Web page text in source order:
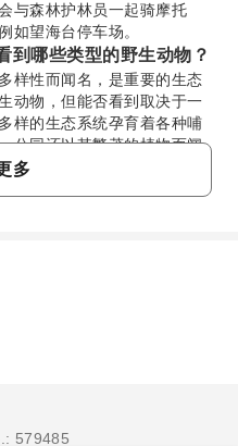
与森林护林员一起骑摩托
如望海台停车场。
到哪些类型的野生动物？
样性而闻名，是重要的生态
动物，但能否看到取决于一
样的生态系统孕育着各种哺
公园还以其繁茂的植物而闻
是在九级瀑布（Do Quyen
景增添色彩。
，无需自行处理公共交通或
内部交通，带您前往主要的
护林员陪同。
了解。他们会带领您穿越复
多
独特的游览体验？
景。旅程中还可以前往宁静
579485